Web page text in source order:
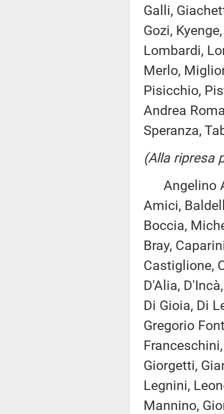
Galli,
Gozi,
Lombardi,
Merlo,
Pisicchio,
Andrea
Speranza,
(Alla ripresa
Angelino
Amici,
Boccia,
Bray,
Castiglione,
D'Alia,
Di Gioia, Di
Gregorio
Giorgetti,
Legnini,
Mannino,